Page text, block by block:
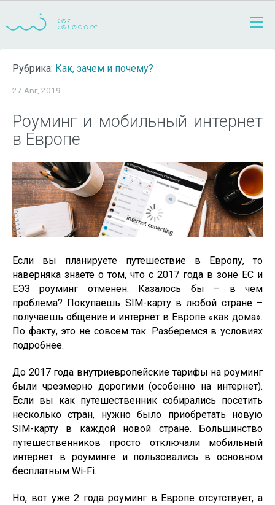
Рубрика: Как, зачем и почему?
27 Авг, 2019
Роуминг и мобильный интернет
в Европе
Если вы планируете путешествие в Европу, то
наверняка знаете о том, что с 2017 года в зоне ЕС и
ЕЭЗ роуминг отменен. Казалось бы – в чем
проблема? Покупаешь SIM-карту в любой стране –
получаешь общение и интернет в Европе «как дома».
По факту, это не совсем так. Разберемся в условиях
подробнее.
До 2017 года внутриевропейские тарифы на роуминг
были чрезмерно дорогими (особенно на интернет).
Если вы как путешественник собирались посетить
несколько стран, нужно было приобретать новую
SIM-карту в каждой новой стране. Большинство
путешественников просто отключали мобильный
интернет в роуминге и пользовались в основном
бесплатным Wi-Fi.
Но, вот уже 2 года роуминг в Европе отсутствует, а